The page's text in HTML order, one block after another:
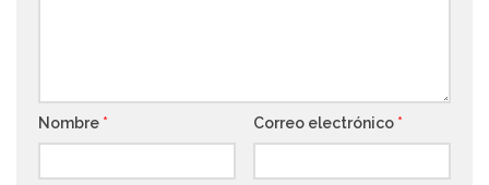
Nombre * Correo electrónico *